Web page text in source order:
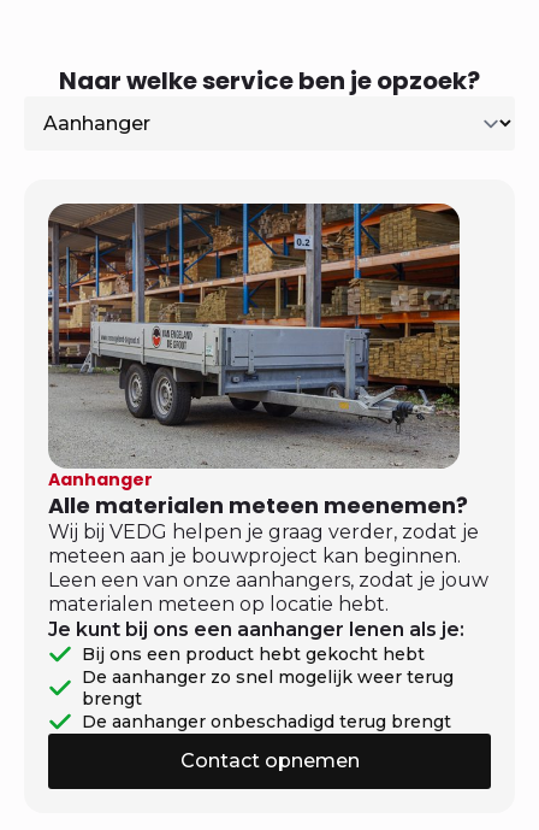
Naar welke service ben je opzoek?
Aanhanger
Alle materialen meteen meenemen?
Wij bij VEDG helpen je graag verder, zodat je
meteen aan je bouwproject kan beginnen.
Leen een van onze aanhangers, zodat je jouw
materialen meteen op locatie hebt.
Je kunt bij ons een aanhanger lenen als je:
Bij ons een product hebt gekocht hebt
De aanhanger zo snel mogelijk weer terug
brengt
De aanhanger onbeschadigd terug brengt
Contact opnemen